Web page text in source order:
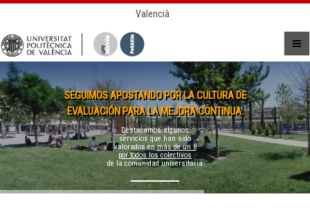
Valencià
SEGUIMOS APOSTANDO POR LA CULTURA DE
EVALUACIÓN PARA LA MEJORA CONTINUA.
Destacamos algunos
servicios que han sido
valorados enmás de un 8
por todos los colectivos
de la comunidad universitaria